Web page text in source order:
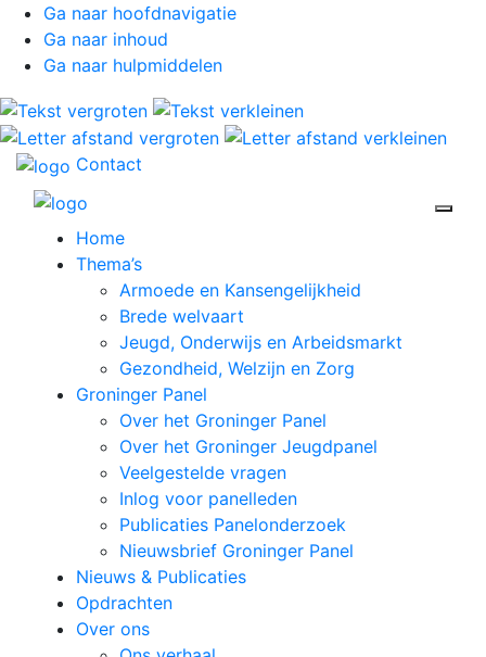
Ga naar hoofdnavigatie
Ga naar inhoud
Ga naar hulpmiddelen
Contact
Home
Thema’s
Armoede en Kansengelijkheid
Brede welvaart
Jeugd, Onderwijs en Arbeidsmarkt
Gezondheid, Welzijn en Zorg
Groninger Panel
Over het Groninger Panel
Over het Groninger Jeugdpanel
Veelgestelde vragen
Inlog voor panelleden
Publicaties Panelonderzoek
Nieuwsbrief Groninger Panel
Nieuws & Publicaties
Opdrachten
Over ons